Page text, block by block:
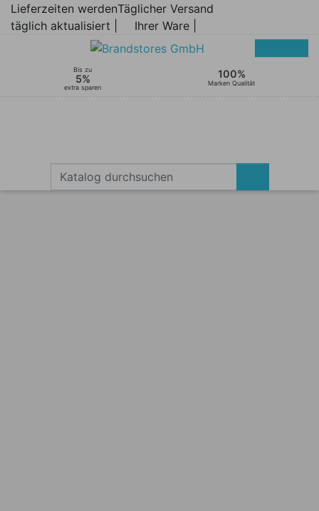
Lieferzeiten werden
täglich aktualisiert |
Täglicher Versand
Ihrer Ware |
Bis zu
5%
extra sparen
100%
Marken Qualität